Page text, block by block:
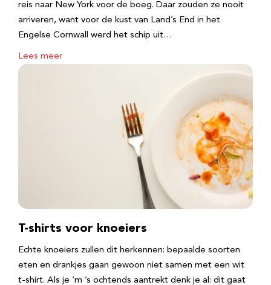
reis naar New York voor de boeg. Daar zouden ze nooit
arriveren, want voor de kust van Land’s End in het
Engelse Cornwall werd het schip uit…
Lees meer
T-shirts voor knoeiers
Echte knoeiers zullen dit herkennen: bepaalde soorten
eten en drankjes gaan gewoon niet samen met een wit
t-shirt. Als je ‘m ’s ochtends aantrekt denk je al: dit gaat